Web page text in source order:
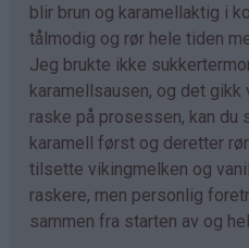
blir brun og karamellaktig i
tålmodig og rør hele tiden
Jeg brukte ikke
karamellsausen, og det
raske på prosessen, kan du
karamell først og deretter
tilsette vikingmelken og
raskere, men personlig
sammen fra starten av og